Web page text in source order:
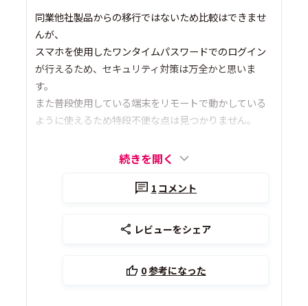
同業他社製品からの移行ではないため比較はできませ
んが、
スマホを使用したワンタイムパスワードでのログイン
が行えるため、セキュリティ対策は万全かと思いま
す。
また普段使用している端末をリモートで動かしている
ように使えるため特段不便な点は見つかりません。
続きを開く
1 コメント
レビューをシェア
0参考になった